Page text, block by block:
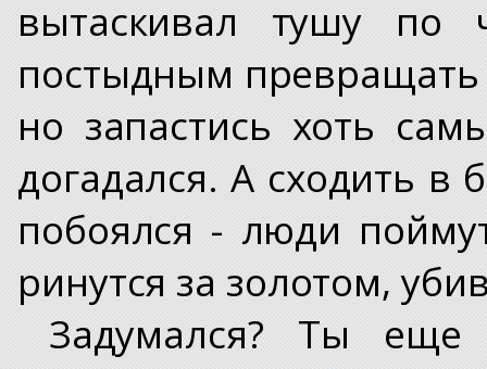
вытаскивал тушу по
постыдным превращать
но запастись хоть
догадался. А сходить
побоялся - люди
ринутся за золотом,
Задумался? Ты